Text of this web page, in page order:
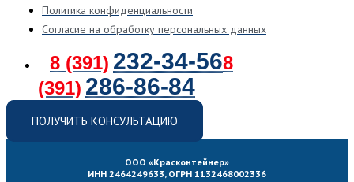
Политика конфиденциальности
Согласие на обработку персональных данных
8 (391) 232-34-568
(391) 286-86-84
ПОЛУЧИТЬ КОНСУЛЬТАЦИЮ
ООО «Красконтейнер»
ИНН 2464249633, ОГРН 1132468002336